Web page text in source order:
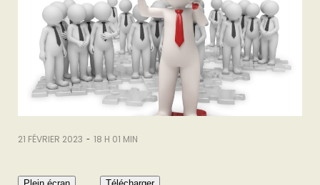
21 FÉVRIER 2023 - 18 H 01 MIN